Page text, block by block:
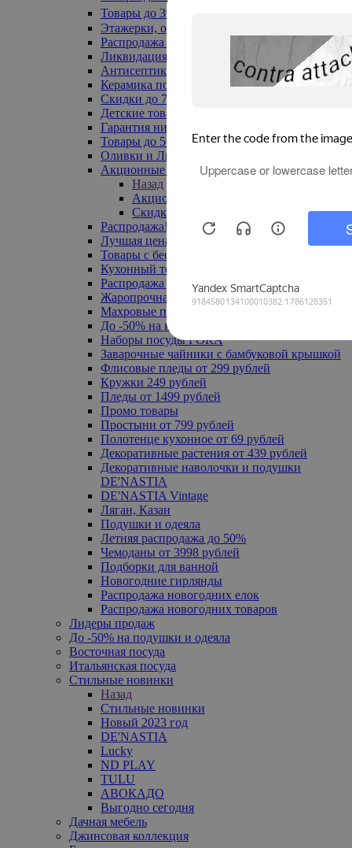
Товары до 399₽
Этажерки, обувницы
Распродажа текстиля до -50%
Ликвидация до -70%
Антисептики
Керамика по 129 руб
Скидки до 70%
Детские товары
Гарантия низкой цены
Товары до 500 руб
Оливки и Лимоны
Акционные товары
Назад
Акционные товары
Скидка 20% по промокоду
Распродажа! Ульяновск до -70%
Лучшая цена
Товары с бесплатной доставкой
Кухонный текстиль
Распродажа до -50%
Жаропрочная посуда
Махровые полотенца
До -50% на ковры
Наборы посуды FORA
Заварочные чайники с бамбуковой крышкой
Флисовые пледы от 299 рублей
Кружки 249 рублей
Пледы от 1499 рублей
Промо товары
Простыни от 799 рублей
Полотенце кухонное от 69 рублей
Декоративные растения от 439 рублей
Декоративные наволочки и подушки
DE'NASTIA
DE'NASTIA Vintage
Ляган, Казан
Подушки и одеяла
Летняя распродажа до 50%
Чемоданы от 3998 рублей
Подборки для ванной
Новогодние гирлянды
Распродажа новогодних елок
Распродажа новогодних товаров
Лидеры продаж
До -50% на подушки и одеяла
Восточная посуда
Итальянская посуда
Стильные новинки
Назад
Стильные новинки
Новый 2023 год
DE'NASTIA
Lucky
ND PLAY
TULU
АВОКАДО
Выгодно сегодня
Дачная мебель
Джинсовая коллекция